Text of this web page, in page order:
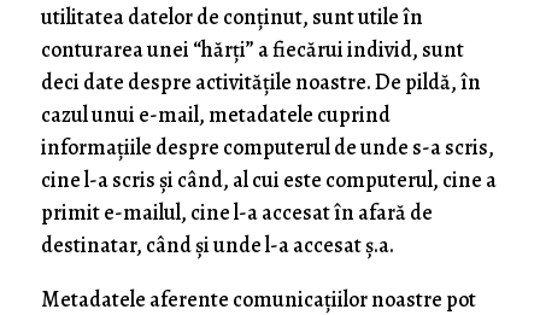
utilitatea datelor de conținut, sunt utile în
conturarea unei “hărți” a fiecărui individ, sunt
deci date despre activitățile noastre. De pildă, în
cazul unui e-mail, metadatele cuprind
informațiile despre computerul de unde s-a scris,
cine l-a scris și când, al cui este computerul, cine a
primit e-mailul, cine l-a accesat în afară de
destinatar, când și unde l-a accesat ș.a.
Metadatele aferente comunicațiilor noastre pot